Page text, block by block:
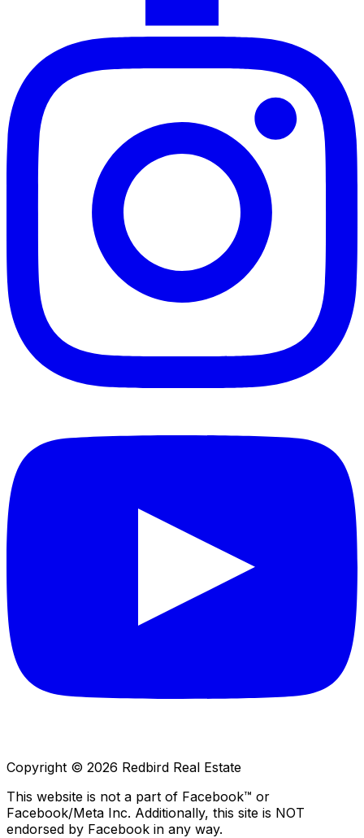
Copyright © 2026 Redbird Real Estate
This website is not a part of Facebook™ or
Facebook/Meta Inc. Additionally, this site is NOT
endorsed by Facebook in any way.